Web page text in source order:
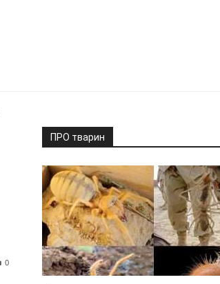
0
ПРО тварин